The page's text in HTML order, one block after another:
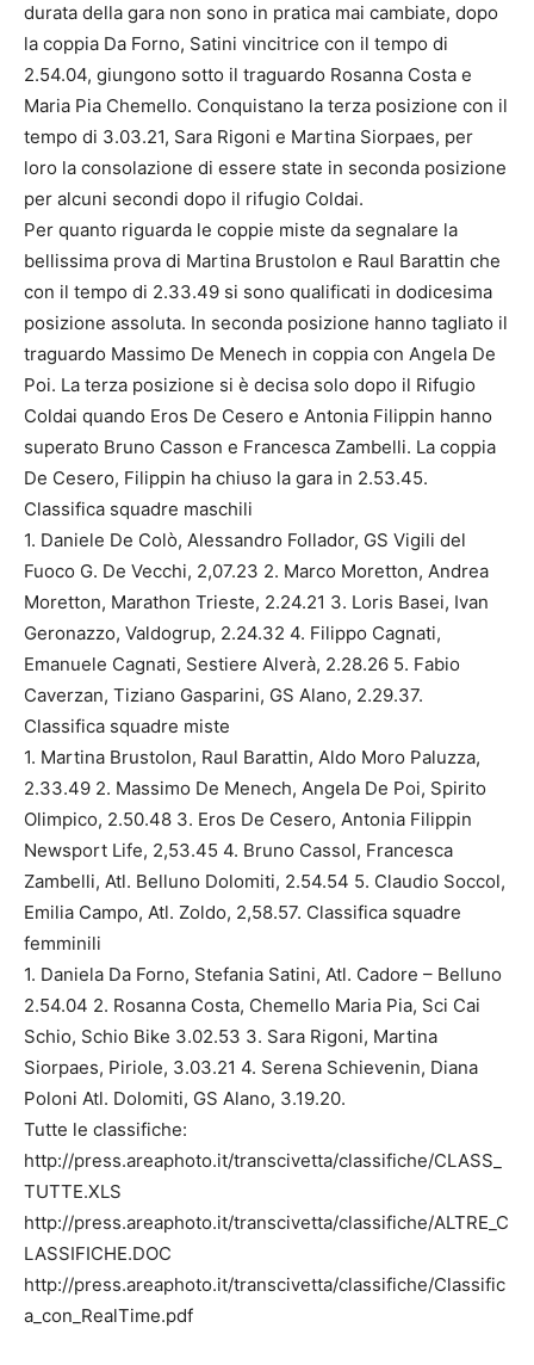
durata della gara non sono in pratica mai cambiate, dopo
la coppia Da Forno, Satini vincitrice con il tempo di
2.54.04, giungono sotto il traguardo Rosanna Costa e
Maria Pia Chemello. Conquistano la terza posizione con il
tempo di 3.03.21, Sara Rigoni e Martina Siorpaes, per
loro la consolazione di essere state in seconda posizione
per alcuni secondi dopo il rifugio Coldai.
Per quanto riguarda le coppie miste da segnalare la
bellissima prova di Martina Brustolon e Raul Barattin che
con il tempo di 2.33.49 si sono qualificati in dodicesima
posizione assoluta. In seconda posizione hanno tagliato il
traguardo Massimo De Menech in coppia con Angela De
Poi. La terza posizione si è decisa solo dopo il Rifugio
Coldai quando Eros De Cesero e Antonia Filippin hanno
superato Bruno Casson e Francesca Zambelli. La coppia
De Cesero, Filippin ha chiuso la gara in 2.53.45.
Classifica squadre maschili
1. Daniele De Colò, Alessandro Follador, GS Vigili del
Fuoco G. De Vecchi, 2,07.23 2. Marco Moretton, Andrea
Moretton, Marathon Trieste, 2.24.21 3. Loris Basei, Ivan
Geronazzo, Valdogrup, 2.24.32 4. Filippo Cagnati,
Emanuele Cagnati, Sestiere Alverà, 2.28.26 5. Fabio
Caverzan, Tiziano Gasparini, GS Alano, 2.29.37.
Classifica squadre miste
1. Martina Brustolon, Raul Barattin, Aldo Moro Paluzza,
2.33.49 2. Massimo De Menech, Angela De Poi, Spirito
Olimpico, 2.50.48 3. Eros De Cesero, Antonia Filippin
Newsport Life, 2,53.45 4. Bruno Cassol, Francesca
Zambelli, Atl. Belluno Dolomiti, 2.54.54 5. Claudio Soccol,
Emilia Campo, Atl. Zoldo, 2,58.57. Classifica squadre
femminili
1. Daniela Da Forno, Stefania Satini, Atl. Cadore – Belluno
2.54.04 2. Rosanna Costa, Chemello Maria Pia, Sci Cai
Schio, Schio Bike 3.02.53 3. Sara Rigoni, Martina
Siorpaes, Piriole, 3.03.21 4. Serena Schievenin, Diana
Poloni Atl. Dolomiti, GS Alano, 3.19.20.
Tutte le classifiche:
http://press.areaphoto.it/transcivetta/classifiche/CLASS_
TUTTE.XLS
http://press.areaphoto.it/transcivetta/classifiche/ALTRE_C
LASSIFICHE.DOC
http://press.areaphoto.it/transcivetta/classifiche/Classific
a_con_RealTime.pdf